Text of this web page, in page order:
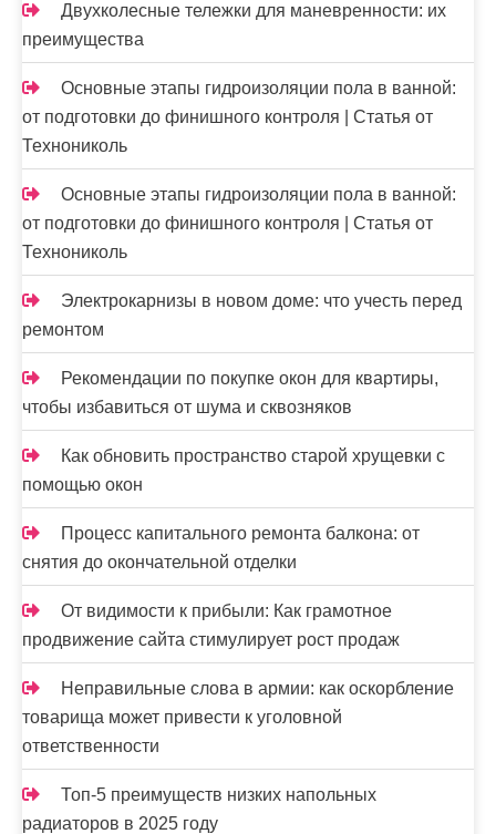
Двухколесные тележки для маневренности: их
преимущества
Основные этапы гидроизоляции пола в ванной:
от подготовки до финишного контроля | Статья от
Технониколь
Основные этапы гидроизоляции пола в ванной:
от подготовки до финишного контроля | Статья от
Технониколь
Электрокарнизы в новом доме: что учесть перед
ремонтом
Рекомендации по покупке окон для квартиры,
чтобы избавиться от шума и сквозняков
Как обновить пространство старой хрущевки с
помощью окон
Процесс капитального ремонта балкона: от
снятия до окончательной отделки
От видимости к прибыли: Как грамотное
продвижение сайта стимулирует рост продаж
Неправильные слова в армии: как оскорбление
товарища может привести к уголовной
ответственности
Топ-5 преимуществ низких напольных
радиаторов в 2025 году